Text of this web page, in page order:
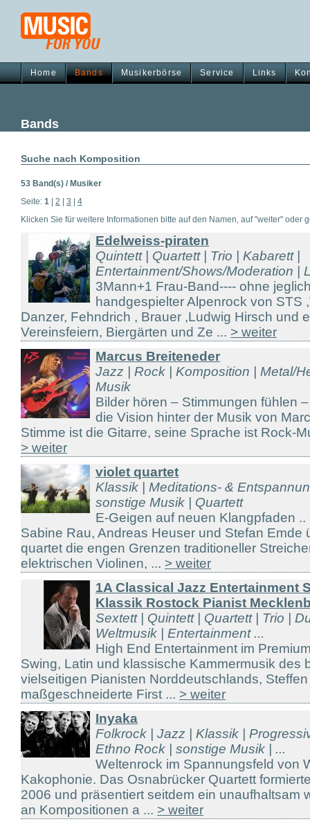
Home Bands Musikerbörse Service Links
Bands
Suche nach Komposition
53 Band(s) / Musiker
Seite: 1 2 3
4
Klicken Sie für weitere Informationen bitte auf den Namen, auf "weiter" oder
Edelweiss-piraten
Quintett | Quartett | Trio | Kabarett |
Entertainment/Shows/Moderation |
3Mann+1 Frau-Band---- ohne
handgespielter Alpenrock von STS
Danzer, Fehndrich , Brauer ,Ludwig Hirsch und
Vereinsfeiern, Biergärten und Ze ... > weiter
Marcus Breiteneder
Jazz | Rock | Komposition | Metal/
Musik
Bilder hören – Stimmungen fühlen
die Vision hinter der Musik von
Stimme ist die Gitarre, seine Sprache ist Rock-
> weiter
violet quartet
Klassik | Meditations- &
sonstige Musik | Quartett
E-Geigen auf neuen Klangpfaden
Sabine Rau, Andreas Heuser und Stefan Emde
quartet die engen Grenzen traditioneller
elektrischen Violinen, ... > weiter
1A Classical Jazz Entertainment
Klassik Rostock Pianist
Sextett | Quintett | Quartett | Trio |
Weltmusik | Entertainment ...
High End Entertainment im
Swing, Latin und klassische Kammermusik des
vielseitigen Pianisten Norddeutschlands,
maßgeschneiderte First ... > weiter
Inyaka
Folkrock | Jazz | Klassik |
Ethno Rock | sonstige Musik | ...
Weltenrock im Spannungsfeld von
Kakophonie. Das Osnabrücker Quartett
2006 und präsentiert seitdem ein unaufhaltsam
an Kompositionen a ... > weiter